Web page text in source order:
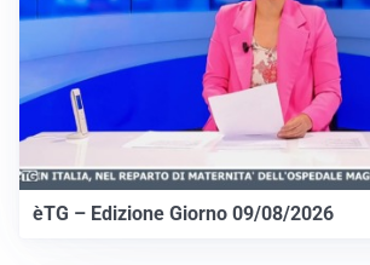
èTG – Edizione Giorno 09/08/2026